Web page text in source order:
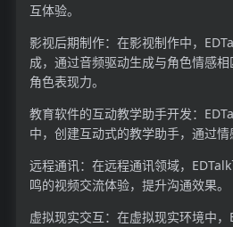
互体验。
影视后期制作：在影视制作中，
成，通过音频驱动生成与角色情感
角色表现力。
教育软件的互动教学助手开发：
中，创建互动式的教学助手，通过情
远程通讯：在远程通讯领域，
鸣的视频交流体验，提升沟通效果。
虚拟现实交互：在虚拟现实环境中